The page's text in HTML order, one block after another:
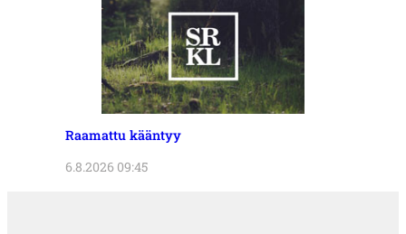
Raamattu kääntyy
6.8.2026 09:45